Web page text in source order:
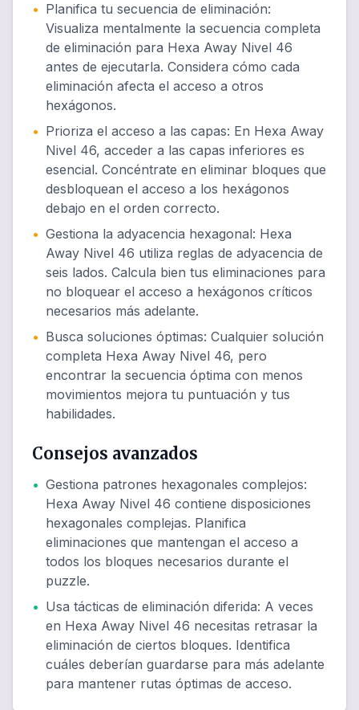
• Planifica tu secuencia de eliminación:
Visualiza mentalmente la secuencia completa
de eliminación para Hexa Away Nivel 46
antes de ejecutarla. Considera cómo cada
eliminación afecta el acceso a otros
hexágonos.
• Prioriza el acceso a las capas: En Hexa Away
Nivel 46, acceder a las capas inferiores es
esencial. Concéntrate en eliminar bloques que
desbloquean el acceso a los hexágonos
debajo en el orden correcto.
• Gestiona la adyacencia hexagonal: Hexa
Away Nivel 46 utiliza reglas de adyacencia de
seis lados. Calcula bien tus eliminaciones para
no bloquear el acceso a hexágonos críticos
necesarios más adelante.
• Busca soluciones óptimas: Cualquier solución
completa Hexa Away Nivel 46, pero
encontrar la secuencia óptima con menos
movimientos mejora tu puntuación y tus
habilidades.
Consejos avanzados
• Gestiona patrones hexagonales complejos:
Hexa Away Nivel 46 contiene disposiciones
hexagonales complejas. Planifica
eliminaciones que mantengan el acceso a
todos los bloques necesarios durante el
puzzle.
• Usa tácticas de eliminación diferida: A veces
en Hexa Away Nivel 46 necesitas retrasar la
eliminación de ciertos bloques. Identifica
cuáles deberían guardarse para más adelante
para mantener rutas óptimas de acceso.